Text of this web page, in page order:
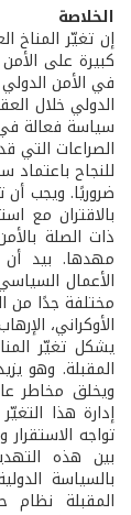
الخلاصة
إن تغيّر المناخ
كبيرة على
في الأمن
الدولي خلال
سياسة فعالة
الصراعات التي
للنجاح باعتماد
ضروريًا. ويجب أن
بالاقتران مع
ذات الصلة
مهدها. بيد
الأعمال
مختلفة جدًا من
الأوكراني،
يشكل تغيّر
المقبلة. وهو
ويخلق مخاطر
إدارة هذا
تواجه
بين هذه
بالسياسة
المقبلة نظام